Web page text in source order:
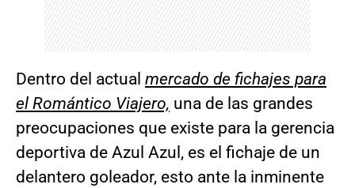
Dentro del actual mercado de fichajes para
el Romántico Viajero, una de las grandes
preocupaciones que existe para la gerencia
deportiva de Azul Azul, es el fichaje de un
delantero goleador, esto ante la inminente